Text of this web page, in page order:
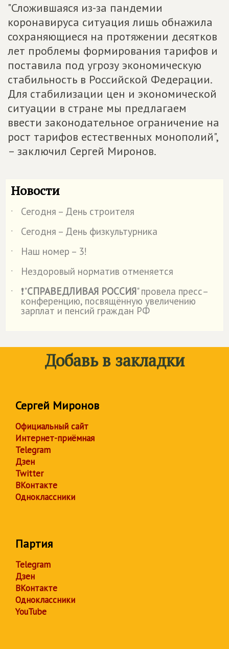
"Сложившаяся из-за пандемии
коронавируса ситуация лишь обнажила
сохраняющиеся на протяжении десятков
лет проблемы формирования тарифов и
поставила под угрозу экономическую
стабильность в Российской Федерации.
Для стабилизации цен и экономической
ситуации в стране мы предлагаем
ввести законодательное ограничение на
рост тарифов естественных монополий",
– заключил Сергей Миронов.
Новости
˙
Сегодня – День строителя
˙
Сегодня – День физкультурника
˙
Наш номер – 3!
˙
Нездоровый норматив отменяется
˙
❗"СПРАВЕДЛИВАЯ РОССИЯ" провела пресс–
конференцию, посвящённую увеличению
зарплат и пенсий граждан РФ
Добавь в закладки
Сергей Миронов
Официальный сайт
Интернет-приёмная
Telegram
Дзен
Twitter
ВКонтакте
Одноклассники
Партия
Telegram
Дзен
ВКонтакте
Одноклассники
YouTube